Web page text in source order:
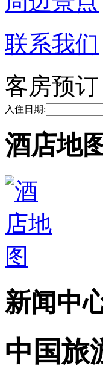
联系我们
客房预订
入住日期:
酒店地
新闻中
中国旅